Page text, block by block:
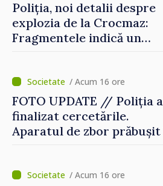
Poliția, noi detalii despre
explozia de la Crocmaz:
Fragmentele indică un
/ Acum 16 ore
FOTO UPDATE // Poliția a
finalizat cercetările.
Aparatul de zbor prăbușit
/ Acum 16 ore